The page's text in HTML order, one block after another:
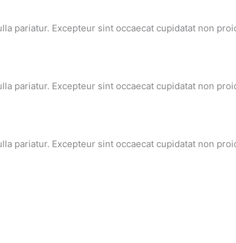
pariatur. Excepteur sint occaecat cupidatat non
pariatur. Excepteur sint occaecat cupidatat non
pariatur. Excepteur sint occaecat cupidatat non